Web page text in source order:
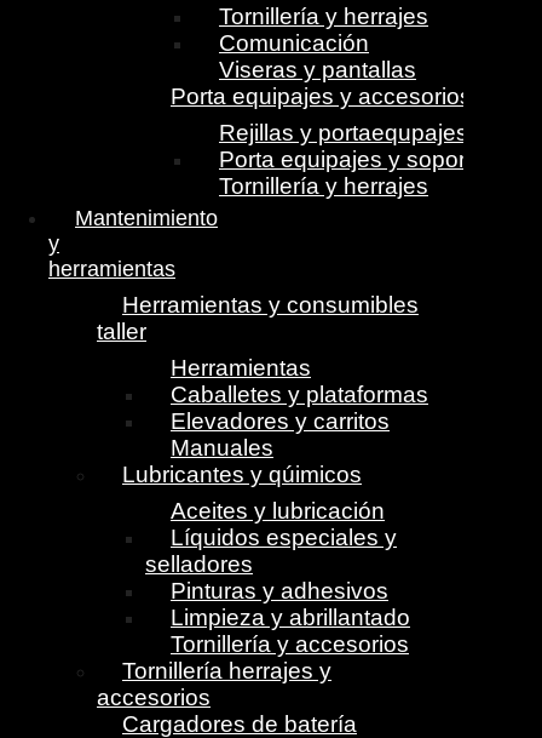
Tornillería y herrajes
Comunicación
Viseras y pantallas
Porta equipajes y accesorios
Rejillas y portaequpajes
Porta equipajes y soportes
Tornillería y herrajes
Mantenimiento
y
herramientas
Herramientas y consumibles
taller
Herramientas
Caballetes y plataformas
Elevadores y carritos
Manuales
Lubricantes y qúimicos
Aceites y lubricación
Líquidos especiales y
selladores
Pinturas y adhesivos
Limpieza y abrillantado
Tornillería y accesorios
Tornillería herrajes y
accesorios
Cargadores de batería